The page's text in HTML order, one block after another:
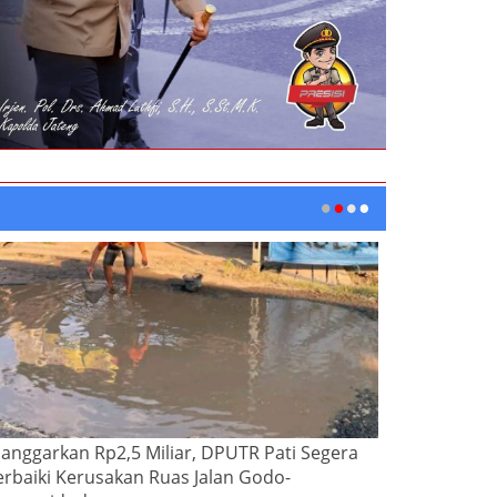
Rp2,5 Miliar, DPUTR Pati Segera
Kerusakan Ruas Jalan Godo-